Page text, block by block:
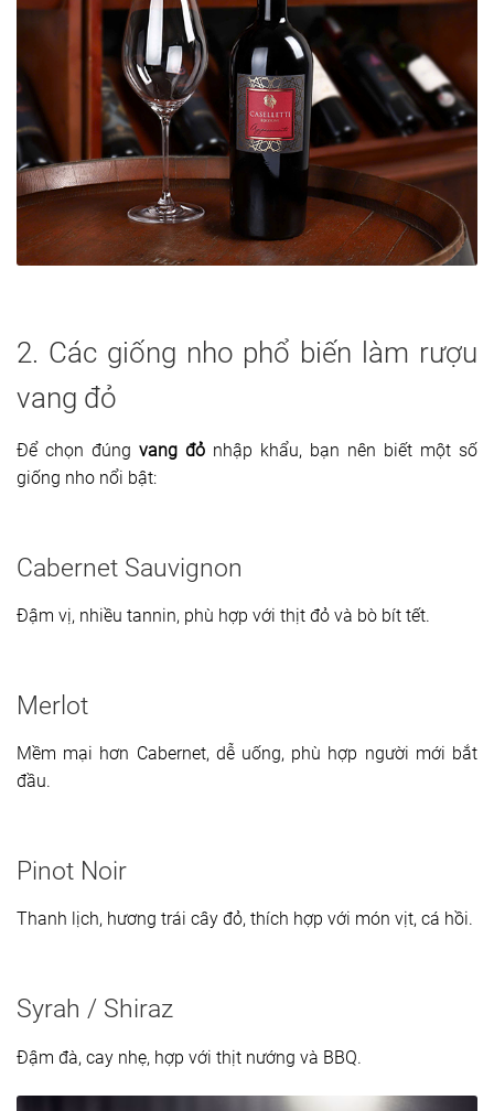
2. Các giống nho phổ biến làm rượu
vang đỏ
Để chọn đúng vang đỏ nhập khẩu, bạn nên biết một số
giống nho nổi bật:
Cabernet Sauvignon
Đậm vị, nhiều tannin, phù hợp với thịt đỏ và bò bít tết.
Merlot
Mềm mại hơn Cabernet, dễ uống, phù hợp người mới bắt
đầu.
Pinot Noir
Thanh lịch, hương trái cây đỏ, thích hợp với món vịt, cá hồi.
Syrah / Shiraz
Đậm đà, cay nhẹ, hợp với thịt nướng và BBQ.